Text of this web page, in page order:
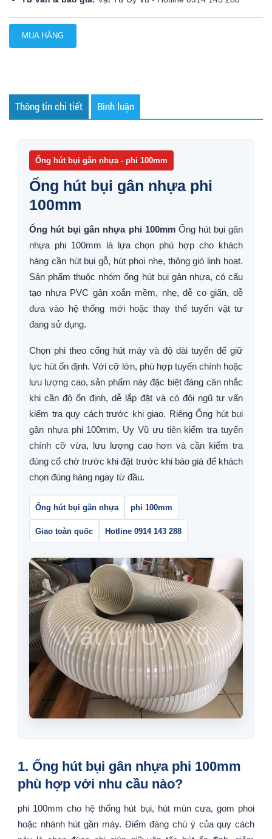
MUA HÀNG
Thông tin chi tiết Bình luận
Ống hút bụi gân nhựa - phi 100mm
Ống hút bụi gân nhựa phi
100mm
Ống hút bụi gân nhựa phi 100mmỐng hút bụi gân
nhựa phi 100mm là lựa chọn phù hợp cho khách
hàng cần hút bụi gỗ, hút phoi nhẹ, thông gió linh hoạt.
Sản phẩm thuộc nhóm ống hút bụi gân nhựa, có cấu
tạo nhựa PVC gân xoắn mềm, nhẹ, dễ co giãn, dễ
đưa vào hệ thống mới hoặc thay thế tuyến vật tư
đang sử dụng.
Chọn phi theo cổng hút máy và độ dài tuyến để giữ
lực hút ổn định. Với cỡ lớn, phù hợp tuyến chính hoặc
lưu lượng cao, sản phẩm này đặc biệt đáng cân nhắc
khi cần độ ổn định, dễ lắp đặt và có đội ngũ tư vấn
kiểm tra quy cách trước khi giao. Riêng Ống hút bụi
gân nhựa phi 100mm, Uy Vũ ưu tiên kiểm tra tuyến
chính cỡ vừa, lưu lượng cao hơn và cần kiểm tra
đúng cổ chờ trước khi đặt trước khi báo giá để khách
chọn đúng hàng ngay từ đầu.
Ống hút bụi gân nhựa phi 100mm
Giao toàn quốc Hotline 0914 143 288
1. Ống hút bụi gân nhựa phi 100mm
phù hợp với nhu cầu nào?
phi 100mm cho hệ thống hút bụi, hút mùn cưa, gom phoi
hoặc nhánh hút gần máy. Điểm đáng chú ý của quy cách